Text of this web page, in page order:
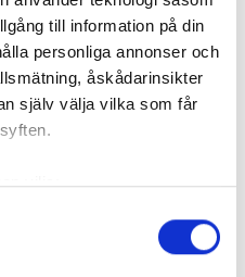
till information på din
personliga annonser och
åskådarinsikter
själv välja vilka som får
vilja:
på upp till flera meter
vatten läckt från den trasiga
och orsakat omfattande
upp hyreskontraktet
inte iakttagit sin så